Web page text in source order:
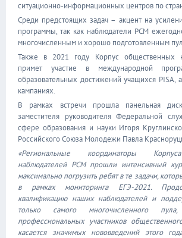
ситуационно-информационных центров по
Среди предстоящих задач – акцент на
программы, так как наблюдатели РСМ
многочисленным и хорошо подготовленным
Также в 2021 году Корпус общественных
примет участие в международной
образовательных достижений учащихся PISA,
кампаниях.
В рамках встречи прошла панельная
заместителя руководителя Федеральной
сфере образования и науки Игоря
Российского Союза Молодежи Павла
«Региональные координаторы
наблюдателей РСМ прошли интенсивный
максимально погрузить ребят в те задачи,
в рамках мониторинга ЕГЭ-2021.
квалификацию наших наблюдателей и
только самого многочисленного
профессиональных участников
касается значимых нововведений этого